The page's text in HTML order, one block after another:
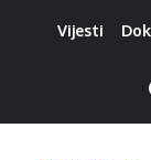
Vijesti